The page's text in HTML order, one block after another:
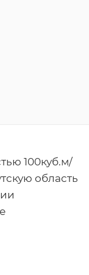
100куб.м/
область